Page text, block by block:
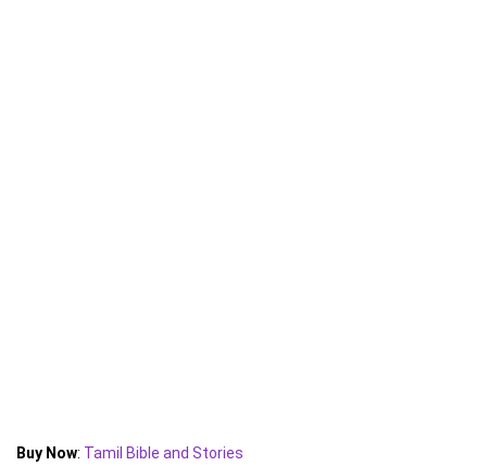
Buy Now: Tamil Bible and Stories